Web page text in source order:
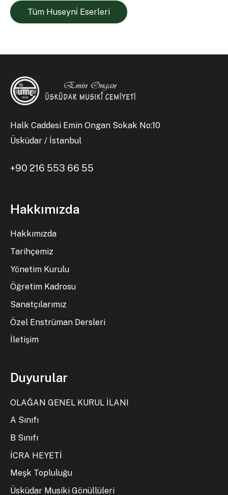
Tüm Huseyni̇ Eserleri
Halk Caddesi Emin Ongan Sokak No:10
Üsküdar / İstanbul
+90 216 553 66 55
Hakkımızda
Hakkımızda
Tarihçemiz
Yönetim Kurulu
Öğretim Kadrosu
Sanatçılarımız
Özel Enstrüman Dersleri
İletişim
Duyurular
OLAĞAN GENEL KURUL İLANI
A Sınıfı
B Sınıfı
İCRA HEYETİ
Meşk Topluluğu
Üsküdar Musiki Gönüllüleri